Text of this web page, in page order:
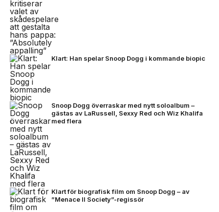
Klart: Han spelar Snoop Dogg i kommande biopic
Snoop Dogg överraskar med nytt soloalbum –
gästas av LaRussell, Sexxy Red och Wiz Khalifa
med flera
Klart för biografisk film om Snoop Dogg – av
”Menace II Society”-regissör